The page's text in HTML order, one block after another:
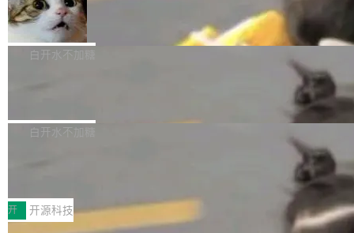
ceXAI的资金消耗速度尤为引人瞩目。然而，支
撑庞大支出的资金来源却呈现出截然不同的面
貌。数据显示，微软和 Meta 主要依托充沛的经
你可以用 curl -fsSL https://dev.meta.ai/install.
sh | bash 安装一个能在大项目里自动规划、写
代码、验证结果的 AI 终端工具。 据介绍，Muse
个主 agent 循环，外加一组后台 agent。这些后
美团开源 LoHoSearch，用知识图谱校
准 AI 能力认知
机器出题的前提，是让机器拥有全局视野。整个
构建流程可以分为四个环节：建图 → 控制难度
白开水不加糖
库，并将作为transport接入Mooncake TENT。
MPComm将作为一种传输引擎接入Mooncake T
ENT，实现零拷贝传输性能提升30%、非零拷贝
白开水不加糖
型案例入选名单》，深信服“面向企业研发场景的
开源 AI 编程平台 CoStrict 应用”凭借卓越的技术
开 开源科技